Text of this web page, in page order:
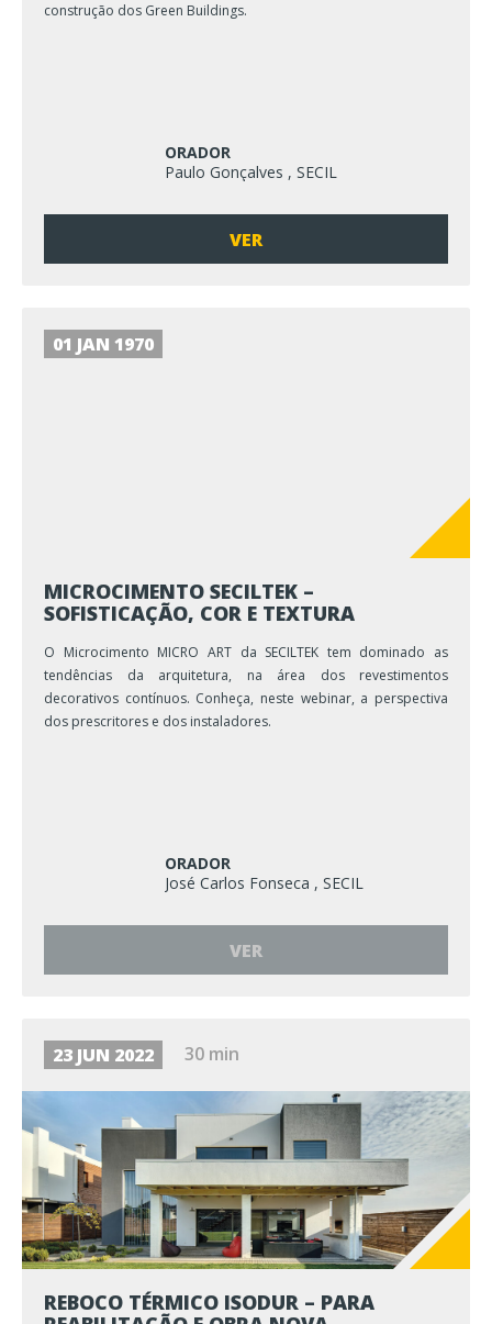
construção dos Green Buildings.
ORADOR
Paulo Gonçalves , SECIL
VER
01 JAN 1970
MICROCIMENTO SECILTEK –
SOFISTICAÇÃO, COR E TEXTURA
O Microcimento MICRO ART da SECILTEK tem dominado as
tendências da arquitetura, na área dos revestimentos
decorativos contínuos. Conheça, neste webinar, a perspectiva
dos prescritores e dos instaladores.
ORADOR
José Carlos Fonseca , SECIL
VER
23 JUN 2022 30 min
REBOCO TÉRMICO ISODUR – PARA